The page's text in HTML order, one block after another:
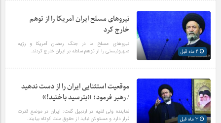
نیروهای مسلح ایران آمریکا را از توهم
خارج کرد
نیروهای مسلح ما در جنگ رمضان آمریکا و رژیم
صهیونیستی را از توهم سلطه بر ایران خارج کردند.
موقعیت استثنایی ایران را از دست ندهید
/ رهبر فرمود؛ «بترسید باختید!»
نماینده ولی فقیه در اردبیل گفت: ایران در موضع قدرت
قرار دارد و مسئولان نباید از حقوق ملت کوتاه بیایند.